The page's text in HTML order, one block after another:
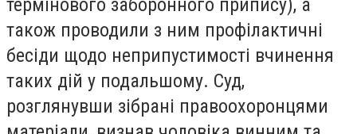
термінового заборонного припису), а
також проводили з ним профілактичні
бесіди щодо неприпустимості вчинення
таких дій у подальшому. Суд,
розглянувши зібрані правоохоронцями